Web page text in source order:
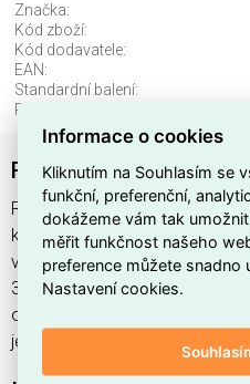
Značka:
Kód zboží:
Kód dodavatele:
EAN:
Standardní balení:
Recyklační poplatek:
ROSONE LINEARE ALL
ROSONE LINEARE ALL IN 4
kategoriích Svítidla, Svítidla,
výrobce Ideal Lux, EAN
328713. ROSONE LINEARE
od 1 ks. Kód EMAS ROSONE
je ELSVOS1786503.
Informace o cookies
Kliknutím na Souhlasím se
funkční, preferenční,
dokážeme vám tak
měřit funkčnost našeho
preference můžete snadno
Nastavení cookies.